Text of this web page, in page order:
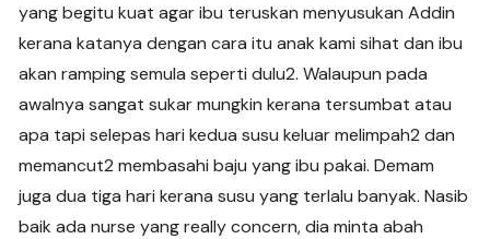
yang begitu kuat agar ibu teruskan menyusukan Addin
kerana katanya dengan cara itu anak kami sihat dan ibu
akan ramping semula seperti dulu2. Walaupun pada
awalnya sangat sukar mungkin kerana tersumbat atau
apa tapi selepas hari kedua susu keluar melimpah2 dan
memancut2 membasahi baju yang ibu pakai. Demam
juga dua tiga hari kerana susu yang terlalu banyak. Nasib
baik ada nurse yang really concern, dia minta abah